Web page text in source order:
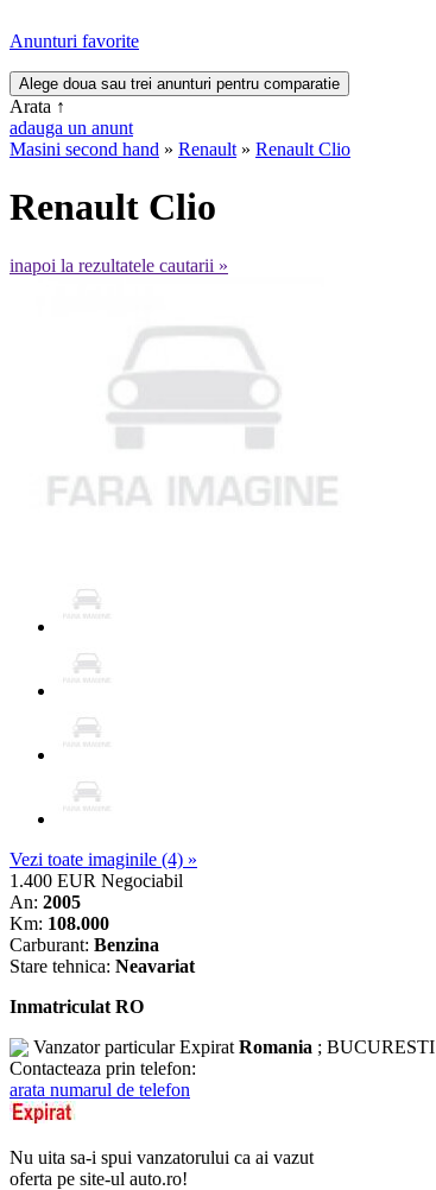
Anunturi favorite
Arata ↑
adauga un anunt
Masini second hand » Renault » Renault Clio
Renault Clio
inapoi la rezultatele cautarii »
Vezi toate imaginile (4) »
1.400 EUR Negociabil
An: 2005
Km: 108.000
Carburant: Benzina
Stare tehnica: Neavariat
Inmatriculat RO
Vanzator particularExpirat Romania ; BUCURESTI
Contacteaza prin telefon:
arata numarul de telefon
Nu uita sa-i spui vanzatorului ca ai vazut
oferta pe site-ul auto.ro!